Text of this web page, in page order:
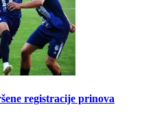
registracije prinova